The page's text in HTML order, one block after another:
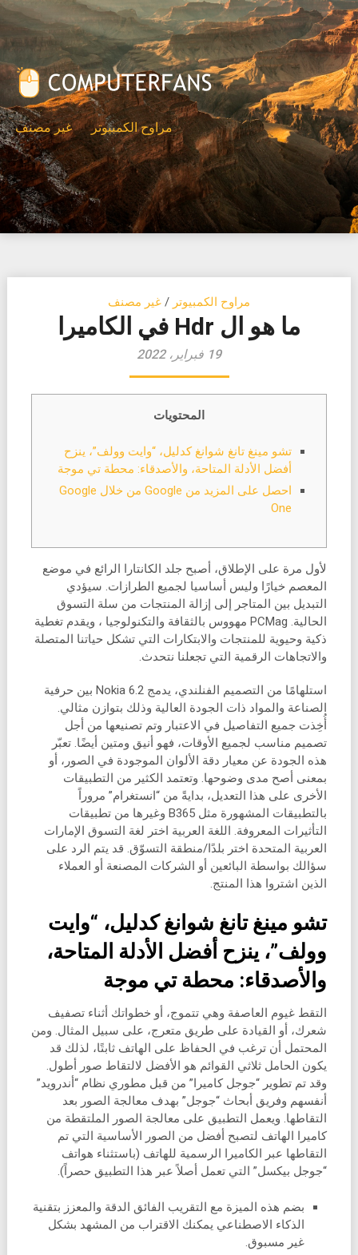
Skip
to
content
مراوح الكمبيوتر غير مصنف
مراوح الكمبيوتر / غير مصنف
ما هو ال Hdr في الكاميرا
19 فبراير، 2022
المحتويات
تشو مينغ تانغ شوانغ كدليل، “وايت وولف”، ينزح
أفضل الأدلة المتاحة، والأصدقاء: محطة تي موجة
احصل على المزيد من Google من خلال Google
One
لأول مرة على الإطلاق، أصبح جلد الكانتارا الرائع في موضع
المعصم خيارًا وليس أساسيا لجميع الطرازات. سيؤدي
التبديل بين المتاجر إلى إزالة المنتجات من سلة التسوق
الحالية. PCMag مهووس بالثقافة والتكنولوجيا ، ويقدم تغطية
ذكية وحيوية للمنتجات والابتكارات التي تشكل حياتنا المتصلة
والاتجاهات الرقمية التي تجعلنا نتحدث.
استلهامًا من التصميم الفنلندي، يدمج Nokia 6.2 بين حرفية
الصناعة والمواد ذات الجودة العالية وذلك بتوازن مثالي.
أُخِذت جميع التفاصيل في الاعتبار وتم تصنيعها من أجل
تصميم مناسب لجميع الأوقات، فهو أنيق ومتين أيضًا. تعبّر
هذه الجودة عن معيار دقة الألوان الموجودة في الصور، أو
بمعنى أصح مدى وضوحها. وتعتمد الكثير من التطبيقات
الأخرى على هذا التعديل، بدايةً من “انستغرام” مروراً
بالتطبيقات المشهورة مثل B365 وغيرها من تطبيقات
التأثيرات المعروفة. اللغة العربية اختر لغة التسوق الإمارات
العربية المتحدة اختر بلدًا/منطقة التسوّق. قد يتم الرد على
سؤالك بواسطة البائعين أو الشركات المصنعة أو العملاء
الذين اشتروا هذا المنتج.
تشو مينغ تانغ شوانغ كدليل، “وايت
وولف”، ينزح أفضل الأدلة المتاحة،
والأصدقاء: محطة تي موجة
التقط غيوم العاصفة وهي تتموج، أو خطواتك أثناء تصفيف
شعرك، أو القيادة على طريق متعرج، على سبيل المثال. ومن
المحتمل أن ترغب في الحفاظ على الهاتف ثابتًا، لذلك قد
يكون الحامل ثلاثي القوائم هو الأفضل لالتقاط صور أطول.
وقد تم تطوير “جوجل كاميرا” من قبل مطوري نظام “أندرويد”
أنفسهم وفريق أبحاث “جوجل” بهدف معالجة الصور بعد
التقاطها. ويعمل التطبيق على معالجة الصور الملتقطة من
كاميرا الهاتف لتصبح أفضل من الصور الأساسية التي تم
التقاطها عبر الكاميرا الرسمية للهاتف (باستثناء هواتف
“جوجل بيكسل” التي تعمل أصلاً عبر هذا التطبيق حصراً).
بضم هذه الميزة مع التقريب الفائق الدقة والمعزز بتقنية
الذكاء الاصطناعي يمكنك الاقتراب من المشهد بشكل
غير مسبوق.